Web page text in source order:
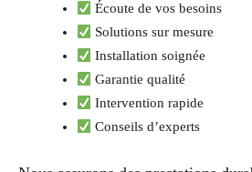
Écoute de vos besoins
Solutions sur mesure
Installation soignée
Garantie qualité
Intervention rapide
Conseils d’experts